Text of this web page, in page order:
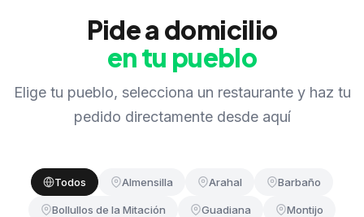
Pide a domicilio
en tu pueblo
Elige tu pueblo, selecciona un restaurante y haz tu
pedido directamente desde aquí
Todos Almensilla Arahal Barbaño
Bollullos de la Mitación Guadiana Montijo